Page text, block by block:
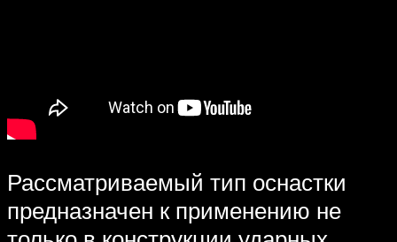
Рассматриваемый тип оснастки
предназначен к применению не